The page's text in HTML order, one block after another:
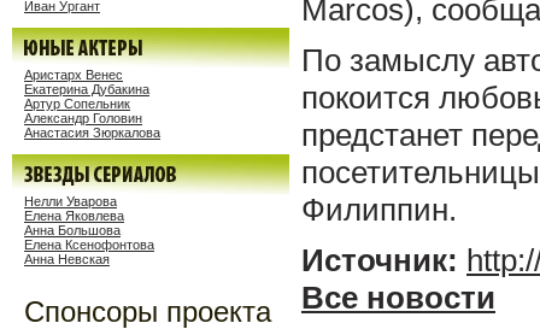
Иван Ургант
Аристарх Венес
Екатерина Дубакина
Артур Сопельник
Александр Головин
Анастасия Зюркалова
Нелли Уварова
Елена Яковлева
Анна Большова
Елена Ксенофонтова
Анна Невская
Спонсоры проекта
Marcos),
По замыслу
покоится
предстанет
Филиппин.
Источник:
Все новости